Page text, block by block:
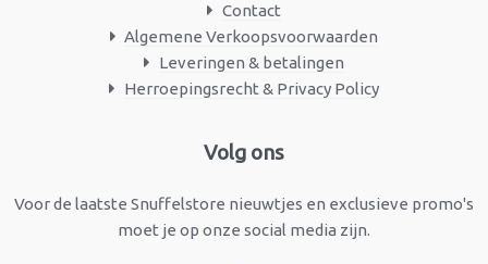
Contact
Algemene Verkoopsvoorwaarden
Leveringen & betalingen
Herroepingsrecht & Privacy Policy
Volg ons
Voor de laatste Snuffelstore nieuwtjes en exclusieve promo's
moet je op onze social media zijn.
Facebook